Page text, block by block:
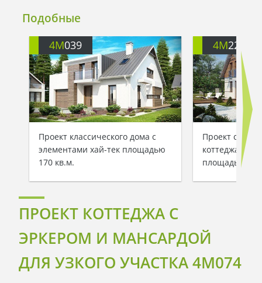
Подобные
4M039
Проект классического дома с
элементами хай-тек площадью
170 кв.м.
4M220
Проект
коттеджа с
площадью
ПРОЕКТ КОТТЕДЖА С
ЭРКЕРОМ И МАНСАРДОЙ
ДЛЯ УЗКОГО УЧАСТКА 4M074